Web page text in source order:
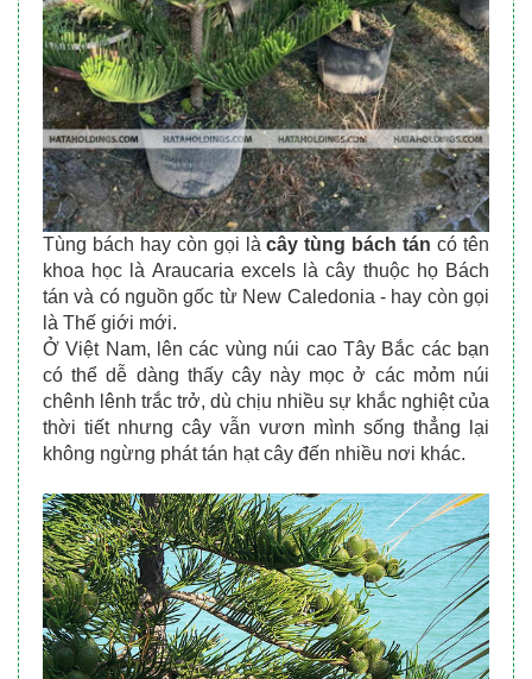
Tùng bách hay còn gọi là cây tùng bách tán có tên
khoa học là Araucaria excels là cây thuộc họ Bách
tán và có nguồn gốc từ New Caledonia - hay còn gọi
là Thế giới mới.
Ở Việt Nam, lên các vùng núi cao Tây Bắc các bạn
có thể dễ dàng thấy cây này mọc ở các mỏm núi
chênh lênh trắc trở, dù chịu nhiều sự khắc nghiệt của
thời tiết nhưng cây vẫn vươn mình sống thẳng lại
không ngừng phát tán hạt cây đến nhiều nơi khác.